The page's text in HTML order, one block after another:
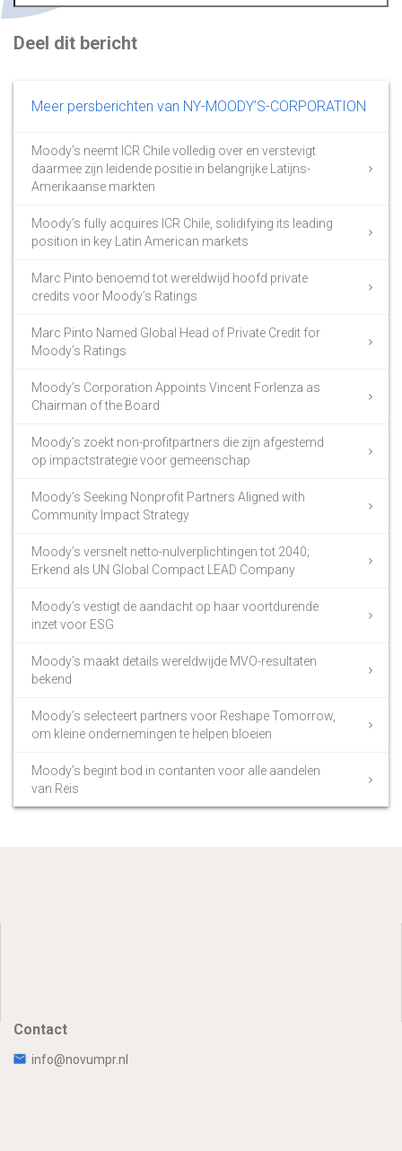
Deel dit bericht
Meer persberichten van NY-MOODY’S-CORPORATION
Moody’s neemt ICR Chile volledig over en verstevigt
daarmee zijn leidende positie in belangrijke Latijns-
Amerikaanse markten
Moody’s fully acquires ICR Chile, solidifying its leading
position in key Latin American markets
Marc Pinto benoemd tot wereldwijd hoofd private
credits voor Moody’s Ratings
Marc Pinto Named Global Head of Private Credit for
Moody’s Ratings
Moody’s Corporation Appoints Vincent Forlenza as
Chairman of the Board
Moody’s zoekt non-profitpartners die zijn afgestemd
op impactstrategie voor gemeenschap
Moody’s Seeking Nonprofit Partners Aligned with
Community Impact Strategy
Moody’s versnelt netto-nulverplichtingen tot 2040;
Erkend als UN Global Compact LEAD Company
Moody’s vestigt de aandacht op haar voortdurende
inzet voor ESG
Moody’s maakt details wereldwijde MVO-resultaten
bekend
Moody’s selecteert partners voor Reshape Tomorrow,
om kleine ondernemingen te helpen bloeien
Moody’s begint bod in contanten voor alle aandelen
van Reis
Contact
info@novumpr.nl